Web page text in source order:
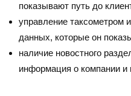
показывают путь до
управление таксометром
данных, которые он
наличие новостного
информация о компании и